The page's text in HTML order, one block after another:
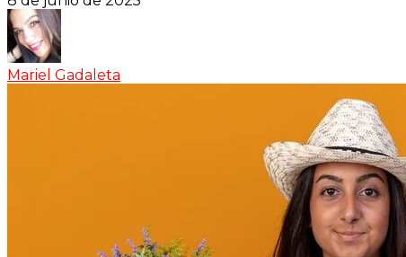
Mariel Gadaleta